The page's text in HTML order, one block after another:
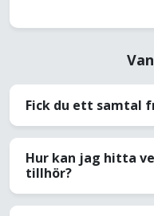
Fick du ett samtal
Hur kan jag hitta
tillhör?